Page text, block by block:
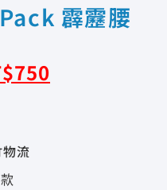
霹靂腰
750
流